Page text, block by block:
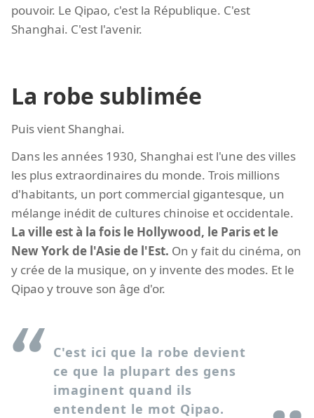
pouvoir. Le Qipao, c'est la République. C'est
Shanghai. C'est l'avenir.
La robe sublimée
Puis vient Shanghai.
Dans les années 1930, Shanghai est l'une des villes
les plus extraordinaires du monde. Trois millions
d'habitants, un port commercial gigantesque, un
mélange inédit de cultures chinoise et occidentale.
La ville est à la fois le Hollywood, le Paris et le
New York de l'Asie de l'Est. On y fait du cinéma, on
y crée de la musique, on y invente des modes. Et le
Qipao y trouve son âge d'or.
C'est ici que la robe devient
ce que la plupart des gens
imaginent quand ils
entendent le mot Qipao.